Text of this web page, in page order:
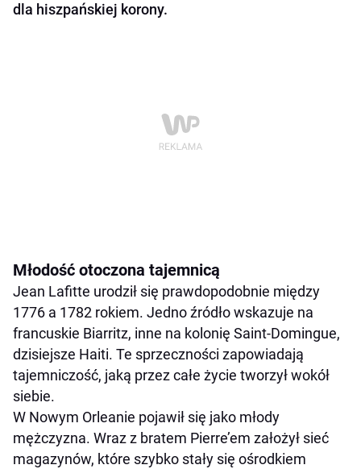
dla hiszpańskiej korony.
Młodość otoczona tajemnicą
Jean Lafitte urodził się prawdopodobnie między
1776 a 1782 rokiem. Jedno źródło wskazuje na
francuskie Biarritz, inne na kolonię Saint-Domingue,
dzisiejsze Haiti. Te sprzeczności zapowiadają
tajemniczość, jaką przez całe życie tworzył wokół
siebie.
W Nowym Orleanie pojawił się jako młody
mężczyzna. Wraz z bratem Pierre’em założył sieć
magazynów, które szybko stały się ośrodkiem